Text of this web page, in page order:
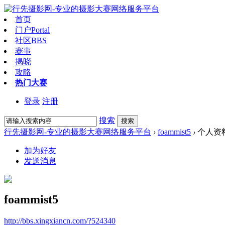
首页
门户Portal
社区BBS
赛事
揭晓
攻略
热门大赛
登录 注册
搜索 搜索
行先摄影网-专业的摄影大赛网络服务平台 › foammist5 › 个人资
加为好友
发送消息
foammist5
http://bbs.xingxiancn.com/?524340